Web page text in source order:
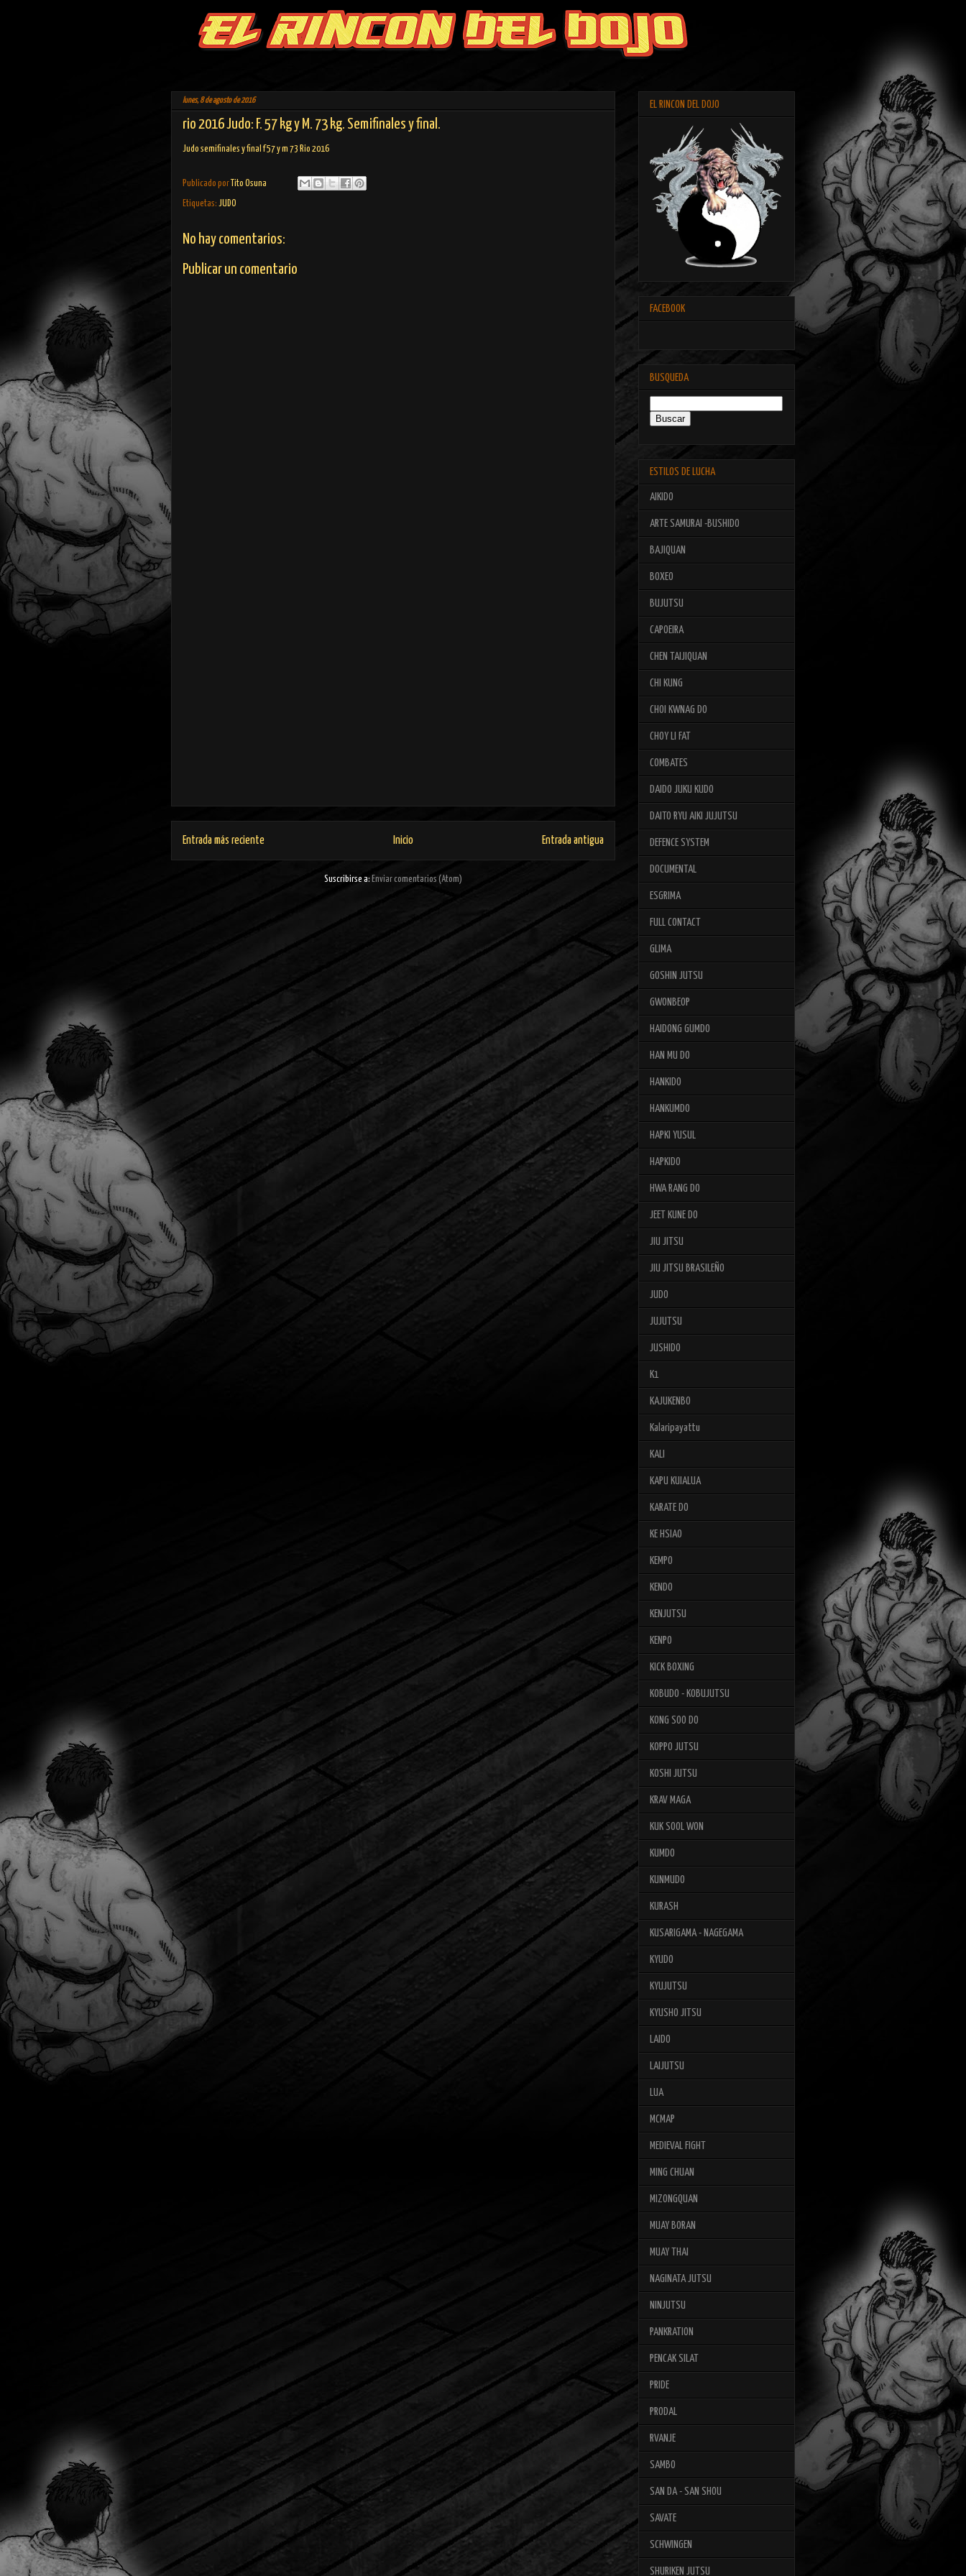
lunes, 8 de agosto de 2016
rio 2016 Judo: F. 57 kg y M. 73 kg. Semifinales y final.
Judo semifinales y final f 57 y m 73 Rio 2016
Publicado por Tito Osuna
Etiquetas: JUDO
No hay comentarios:
Publicar un comentario
Entrada más reciente Entrada antigua
Inicio
Suscribirse a: Enviar comentarios (Atom)
EL RINCON DEL DOJO
FACEBOOK
BUSQUEDA
ESTILOS DE LUCHA
AIKIDO
ARTE SAMURAI -BUSHIDO
BAJIQUAN
BOXEO
BUJUTSU
CAPOEIRA
CHEN TAIJIQUAN
CHI KUNG
CHOI KWNAG DO
CHOY LI FAT
COMBATES
DAIDO JUKU KUDO
DAITO RYU AIKI JUJUTSU
DEFENCE SYSTEM
DOCUMENTAL
ESGRIMA
FULL CONTACT
GLIMA
GOSHIN JUTSU
GWONBEOP
HAIDONG GUMDO
HAN MU DO
HANKIDO
HANKUMDO
HAPKI YUSUL
HAPKIDO
HWA RANG DO
JEET KUNE DO
JIU JITSU
JIU JITSU BRASILEÑO
JUDO
JUJUTSU
JUSHIDO
K1
KAJUKENBO
Kalaripayattu
KALI
KAPU KUIALUA
KARATE DO
KE HSIAO
KEMPO
KENDO
KENJUTSU
KENPO
KICK BOXING
KOBUDO - KOBUJUTSU
KONG SOO DO
KOPPO JUTSU
KOSHI JUTSU
KRAV MAGA
KUK SOOL WON
KUMDO
KUNMUDO
KURASH
KUSARIGAMA - NAGEGAMA
KYUDO
KYUJUTSU
KYUSHO JITSU
LAIDO
LAIJUTSU
LUA
MCMAP
MEDIEVAL FIGHT
MING CHUAN
MIZONGQUAN
MUAY BORAN
MUAY THAI
NAGINATA JUTSU
NINJUTSU
PANKRATION
PENCAK SILAT
PRIDE
PRODAL
RVANJE
SAMBO
SAN DA - SAN SHOU
SAVATE
SCHWINGEN
SHURIKEN JUTSU